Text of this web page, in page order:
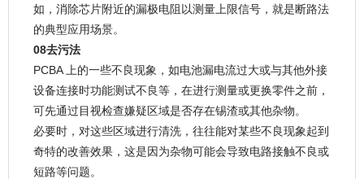
如，消除芯片附近的漏极电阻以测量上限信号，就是断路法
的典型应用场景。
08去污法
PCBA 上的一些不良现象，如电池漏电流过大或与其他外接
设备连接时功能测试不良等，在进行测量或更换零件之前，
可先通过目视检查嫌疑区域是否存在锡渣或其他杂物。
必要时，对这些区域进行清洗，往往能对某些不良现象起到
奇特的改善效果，这是因为杂物可能会导致电路接触不良或
短路等问题。